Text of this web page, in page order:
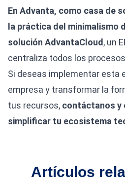
En Advanta, como casa de
la práctica del minimalismo
solución AdvantaCloud, un
centraliza todos los
Si deseas implementar esta
empresa y transformar la
tus recursos, contáctanos y
simplificar tu ecosistema
Artículos